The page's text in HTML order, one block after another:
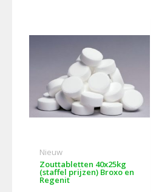
Nieuw
Zouttabletten 40x25kg
(staffel prijzen) Broxo en
Regenit